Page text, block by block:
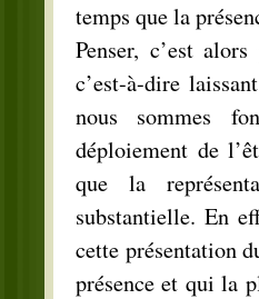
temps que la
Penser, c’est
c’est-à-dire
nous sommes
déploiement de
que la
substantielle. En
cette présentation
présence et qui la